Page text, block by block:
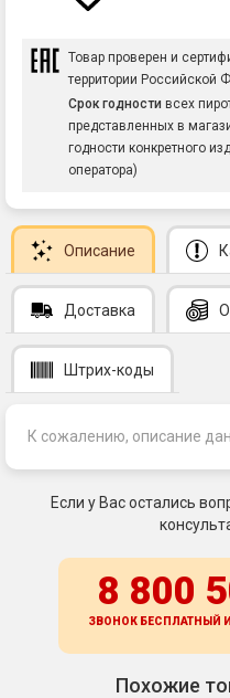
Товар проверен и
территории Российской
Срок годности всех
представленных в
годности конкретного
оператора)
Описание
Доставка
Штрих-коды
К сожалению, описание
Если у Вас остались
8 800
ЗВОНОК БЕСПЛАТНЫЙ
Похожие